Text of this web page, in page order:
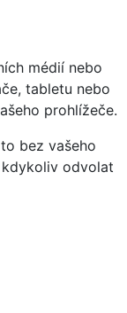
médií nebo
tabletu nebo
prohlížeče.
bez vašeho
odvolat